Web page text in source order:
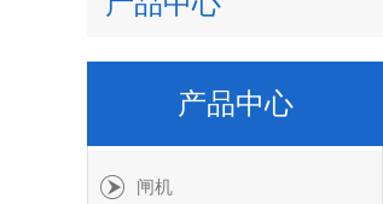
产品中心
闸机